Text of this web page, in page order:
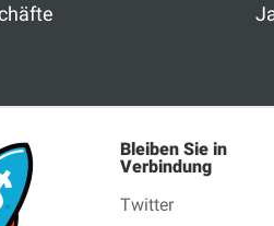
Bleiben Sie in
Verbindung
Twitter